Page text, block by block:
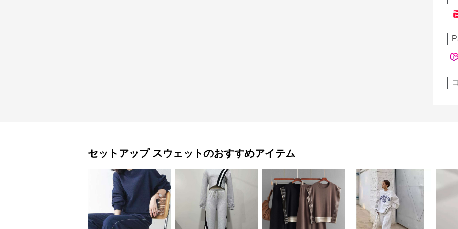
セットアップ スウェットのおすすめアイテム